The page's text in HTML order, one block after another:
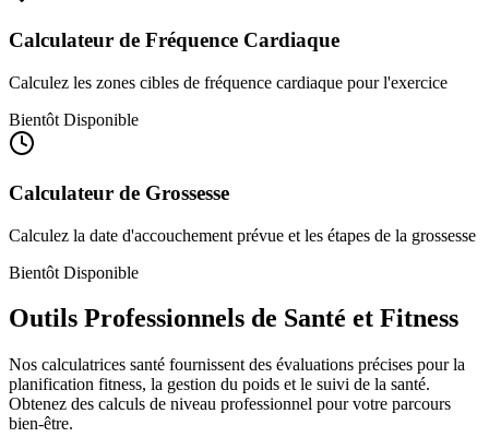
Calculateur de Fréquence Cardiaque
Calculez les zones cibles de fréquence cardiaque pour l'exercice
Bientôt Disponible
Calculateur de Grossesse
Calculez la date d'accouchement prévue et les étapes de la grossesse
Bientôt Disponible
Outils Professionnels de Santé et Fitness
Nos calculatrices santé fournissent des évaluations précises pour la
planification fitness, la gestion du poids et le suivi de la santé.
Obtenez des calculs de niveau professionnel pour votre parcours
bien-être.